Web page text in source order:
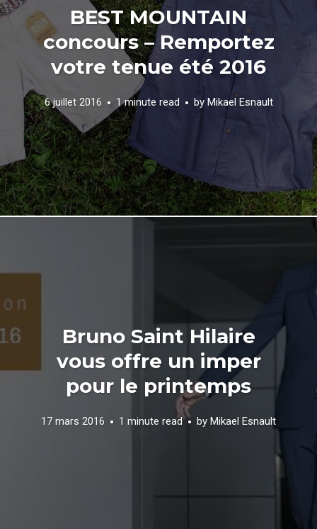
BEST MOUNTAIN
concours – Remportez
votre tenue été 2016
6 juillet 2016 1 minute read by Mikael Esnault
Bruno Saint Hilaire
vous offre un imper
pour le printemps
17 mars 2016 1 minute read by Mikael Esnault